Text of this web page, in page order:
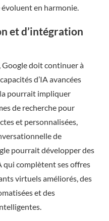
évoluent en harmonie.
et d’intégration
Google doit continuer à
d’IA avancées
pourrait impliquer
de recherche pour
et personnalisées,
de
pourrait développer des
qui complètent ses offres
virtuels améliorés, des
et des